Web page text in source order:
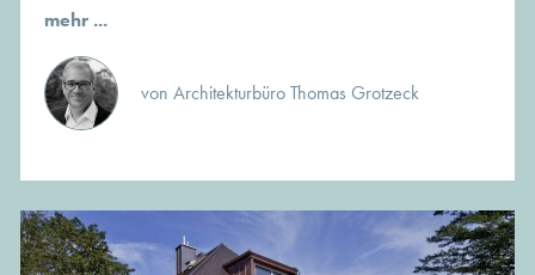
mehr ...
von Architekturbüro Thomas Grotzeck